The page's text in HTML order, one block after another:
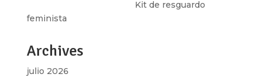
Kit de resguardo
feminista
Archives
julio 2026